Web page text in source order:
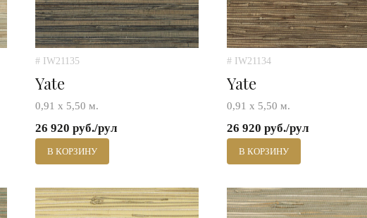
# IW21135
Yate
0,91 х 5,50 м.
26 920 руб./рул
В КОРЗИНУ
# IW21134
Yate
0,91 х 5,50 м.
26 920 руб./рул
В КОРЗИНУ